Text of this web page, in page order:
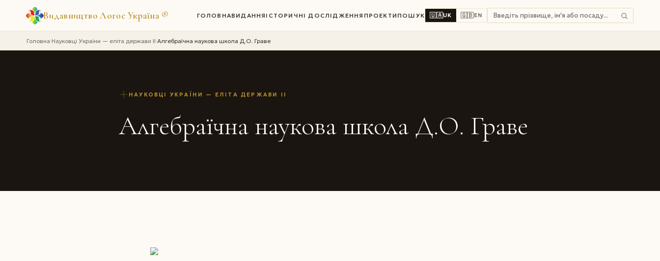
Видавництво Логос Україна ® ГОЛОВНАВИДАННЯ ІСТОРИЧНІ ДОСЛІДЖЕННЯ ПРОЕКТИ ПОШУК 🇺🇦UK 🇬🇧EN
Головна›Науковці України — еліта держави II›Алгебраїчна наукова школа Д.О. Граве
НАУКОВЦІ УКРАЇНИ — ЕЛІТА ДЕРЖАВИ II
Алгебраїчна наукова школа Д.О. Граве